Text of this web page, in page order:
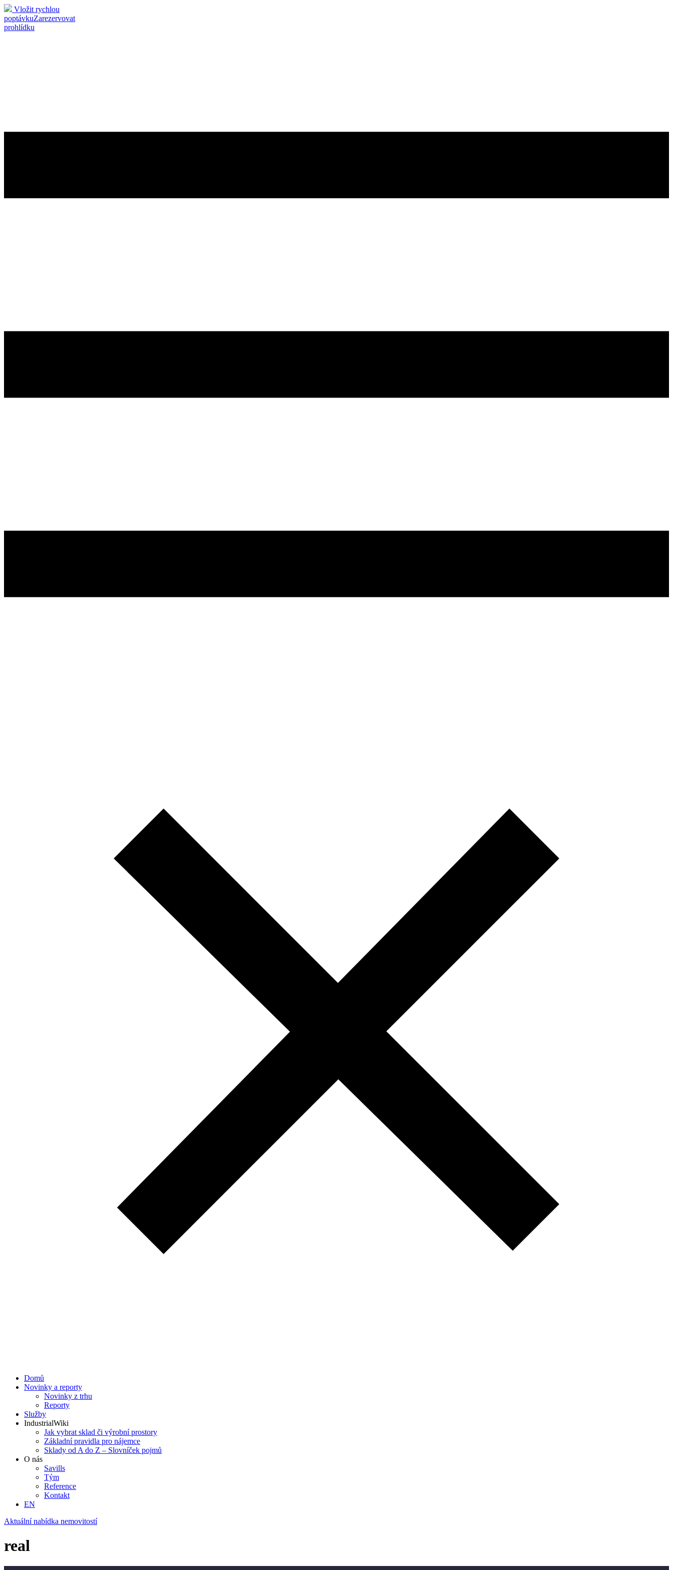
Vložit rychlou
poptávkuZarezervovat
prohlídku
Domů
Novinky a reporty
Novinky z trhu
Reporty
Služby
IndustrialWiki
Jak vybrat sklad či výrobní prostory
Základní pravidla pro nájemce
Sklady od A do Z – Slovníček pojmů
O nás
Savills
Tým
Reference
Kontakt​
EN
Aktuální nabídka nemovitostí
real